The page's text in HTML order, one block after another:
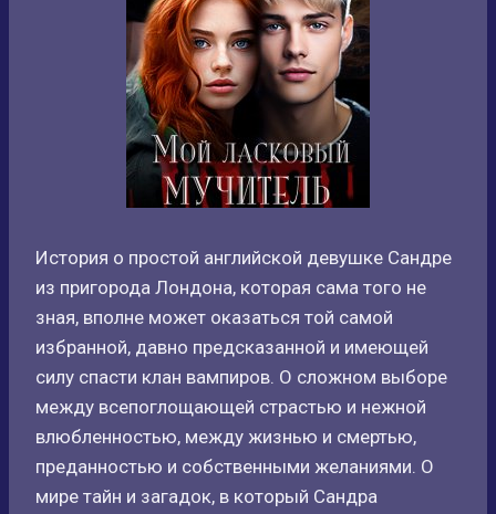
История о простой английской девушке Сандре
из пригорода Лондона, которая сама того не
зная, вполне может оказаться той самой
избранной, давно предсказанной и имеющей
силу спасти клан вампиров. О сложном выборе
между всепоглощающей страстью и нежной
влюбленностью, между жизнью и смертью,
преданностью и собственными желаниями. О
мире тайн и загадок, в который Сандра